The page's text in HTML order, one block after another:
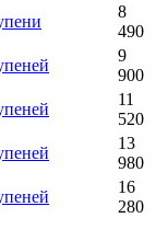
8
490
9
900
11
520
13
980
16
280